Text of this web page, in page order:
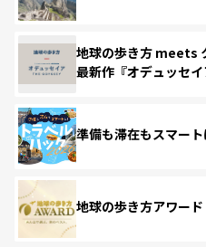
地球の歩き方 meets
最新作『オデュッセイ
準備も滞在もスマー
地球の歩き方アワー